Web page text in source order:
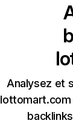
Analysez et
lottomart.com